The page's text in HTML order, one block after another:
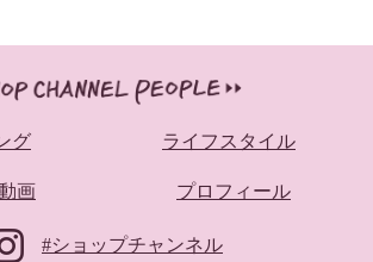
グ ライフスタイル
画 プロフィール
#ショップチャンネル